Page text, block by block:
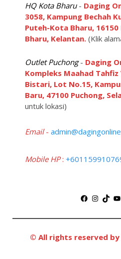
HQ Kota Bharu- Daging
3058, Kampung Bechah
Puteh-Kota Bharu,
Bharu, Kelantan.(Klik
Outlet Puchong- Daging
Kompleks Maahad
Bistari, Lot No.15,
Baru, 47100 Puchong,
untuk lokasi)
Email-
Mobile HP:
Facebook
© All rights reserved by